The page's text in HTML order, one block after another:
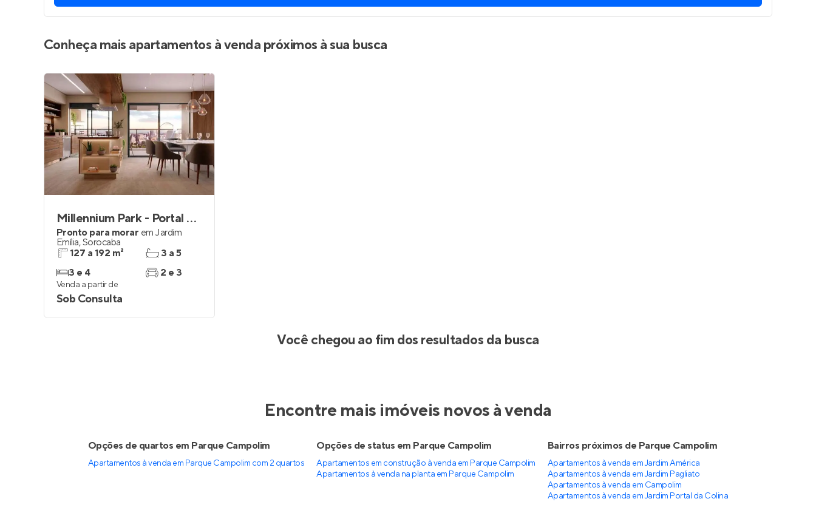
Entrar no Apto
Conheça mais apartamentos à venda próximos à sua busca
Millennium Park - Portal da Colina
Pronto para morar em Jardim
Emília,Sorocaba
127 a 192 m²
3 e 4
3 a 5
2 e 3
Venda a partir de
Sob Consulta
Você chegou ao fim dos resultados da busca
Encontre mais imóveis novos à venda
Opções de quartos em Parque Campolim
Apartamentos à venda em Parque Campolim com 2 quartos
Opções de status em Parque Campolim
Apartamentos em construção à venda em Parque Campolim
Apartamentos à venda na planta em Parque Campolim
Bairros próximos de Parque Campolim
Apartamentos à venda em Jardim América
Apartamentos à venda em Jardim Pagliato
Apartamentos à venda em Campolim
Apartamentos à venda em Jardim Portal da Colina